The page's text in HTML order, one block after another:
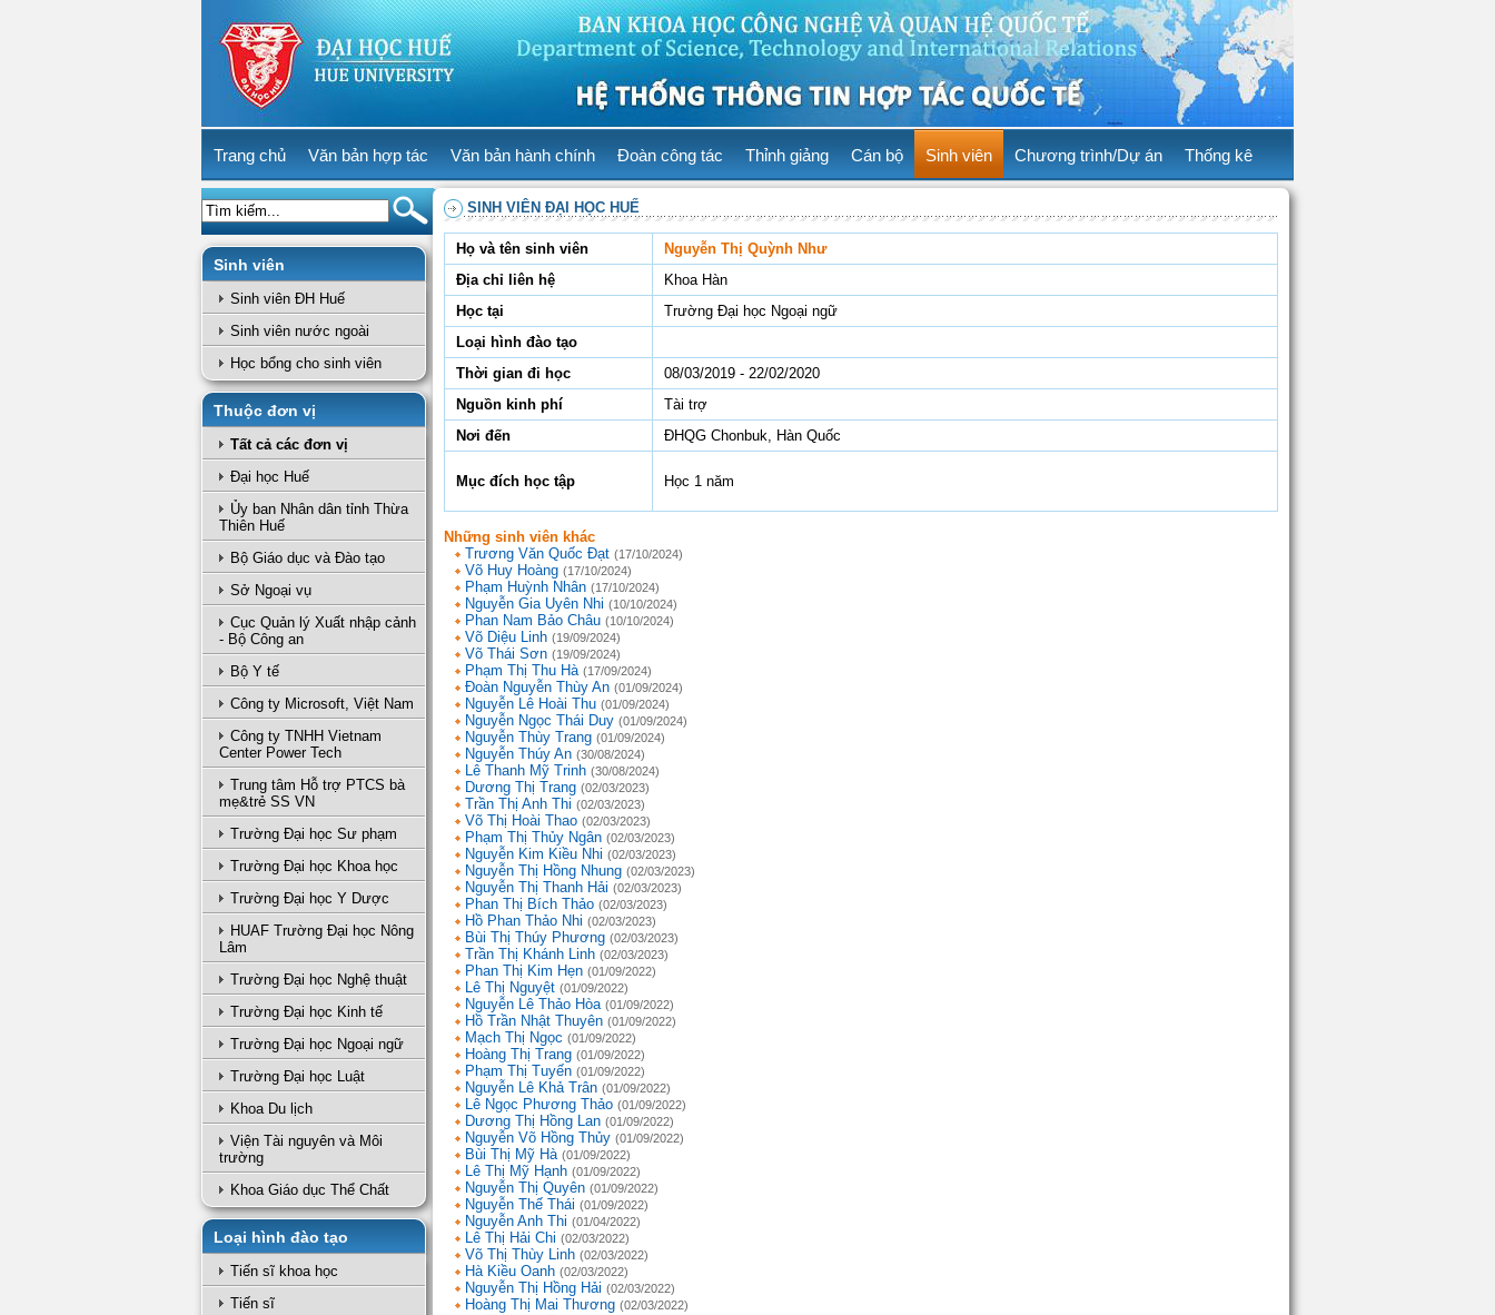
Trang chủ Văn bản hợp tác Văn bản hành chính Đoàn công tác Thỉnh giảng Cán bộ Sinh viên Chương trình/Dự án Thống kê
Sinh viên
Sinh viên ĐH Huế
Sinh viên nước ngoài
Học bổng cho sinh viên
Thuộc đơn vị
Tất cả các đơn vị
Đại học Huế
Ủy ban Nhân dân tỉnh Thừa
Thiên Huế
Bộ Giáo dục và Đào tạo
Sở Ngoại vụ
Cục Quản lý Xuất nhập cảnh
- Bộ Công an
Bộ Y tế
Công ty Microsoft, Việt Nam
Công ty TNHH Vietnam
Center Power Tech
Trung tâm Hỗ trợ PTCS bà
mẹ&trẻ SS VN
Trường Đại học Sư phạm
Trường Đại học Khoa học
Trường Đại học Y Dược
HUAF Trường Đại học Nông
Lâm
Trường Đại học Nghệ thuật
Trường Đại học Kinh tế
Trường Đại học Ngoại ngữ
Trường Đại học Luật
Khoa Du lịch
Viện Tài nguyên và Môi
trường
Khoa Giáo dục Thể Chất
Loại hình đào tạo
Tiến sĩ khoa học
Tiến sĩ
SINH VIÊN ĐẠI HỌC HUẾ
Họ và tên sinh viên
Nguyễn Thị Quỳnh Như
Địa chỉ liên hệ
Khoa Hàn
Học tại
Trường Đại học Ngoại ngữ
Loại hình đào tạo
Thời gian đi học
08/03/2019 - 22/02/2020
Nguồn kinh phí
Tài trợ
Nơi đến
ĐHQG Chonbuk, Hàn Quốc
Mục đích học tập Học 1 năm
Những sinh viên khác
Trương Văn Quốc Đạt (17/10/2024)
Võ Huy Hoàng (17/10/2024)
Phạm Huỳnh Nhân (17/10/2024)
Nguyễn Gia Uyên Nhi (10/10/2024)
Phan Nam Bảo Châu (10/10/2024)
Võ Diệu Linh (19/09/2024)
Võ Thái Sơn (19/09/2024)
Phạm Thị Thu Hà (17/09/2024)
Đoàn Nguyễn Thùy An (01/09/2024)
Nguyễn Lê Hoài Thu (01/09/2024)
Nguyễn Ngọc Thái Duy (01/09/2024)
Nguyễn Thùy Trang (01/09/2024)
Nguyễn Thúy An (30/08/2024)
Lê Thanh Mỹ Trinh (30/08/2024)
Dương Thị Trang (02/03/2023)
Trần Thị Anh Thi (02/03/2023)
Võ Thị Hoài Thao (02/03/2023)
Phạm Thị Thủy Ngân (02/03/2023)
Nguyễn Kim Kiều Nhi (02/03/2023)
Nguyễn Thị Hồng Nhung (02/03/2023)
Nguyễn Thị Thanh Hải (02/03/2023)
Phan Thị Bích Thảo (02/03/2023)
Hồ Phan Thảo Nhi (02/03/2023)
Bùi Thị Thúy Phương (02/03/2023)
Trần Thị Khánh Linh (02/03/2023)
Phan Thị Kim Hẹn (01/09/2022)
Lê Thị Nguyệt (01/09/2022)
Nguyễn Lê Thảo Hòa (01/09/2022)
Hồ Trần Nhật Thuyên (01/09/2022)
Mạch Thị Ngọc (01/09/2022)
Hoàng Thị Trang (01/09/2022)
Phạm Thị Tuyến (01/09/2022)
Nguyễn Lê Khả Trân (01/09/2022)
Lê Ngọc Phương Thảo (01/09/2022)
Dương Thị Hồng Lan (01/09/2022)
Nguyễn Võ Hồng Thủy (01/09/2022)
Bùi Thị Mỹ Hà (01/09/2022)
Lê Thị Mỹ Hạnh (01/09/2022)
Nguyễn Thị Quyên (01/09/2022)
Nguyễn Thế Thái (01/09/2022)
Nguyễn Anh Thi (01/04/2022)
Lê Thị Hải Chi (02/03/2022)
Võ Thị Thùy Linh (02/03/2022)
Hà Kiều Oanh (02/03/2022)
Nguyễn Thị Hồng Hải (02/03/2022)
Hoàng Thị Mai Thương (02/03/2022)